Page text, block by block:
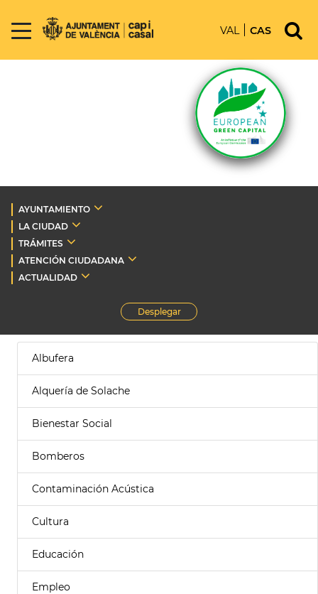
VAL CAS
AYUNTAMIENTO
LA CIUDAD
TRÁMITES
ATENCIÓN CIUDADANA
ACTUALIDAD
Desplegar
Albufera
Alquería de Solache
Bienestar Social
Bomberos
Contaminación Acústica
Cultura
Educación
Empleo